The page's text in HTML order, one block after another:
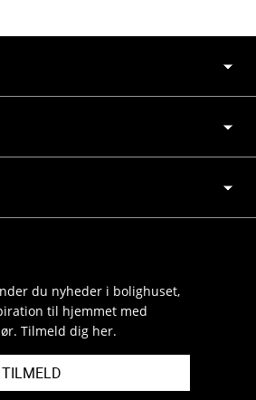
du nyheder i bolighuset,
til hjemmet med
Tilmeld dig her.
TILMELD